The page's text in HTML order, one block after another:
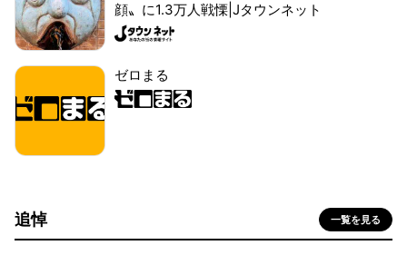
顔〟に1.3万人戦慄|Jタウンネット
ゼロまる
追悼 一覧を見る